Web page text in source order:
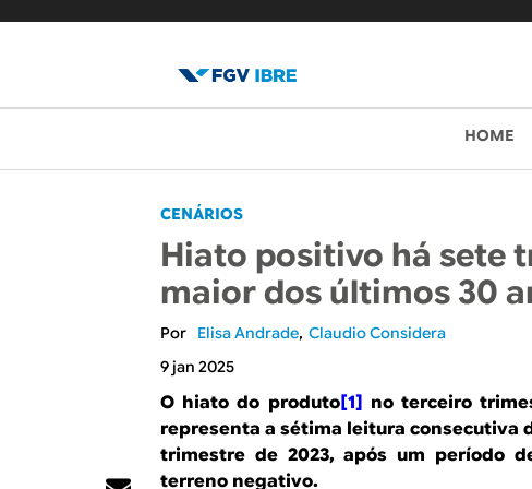
l
o
g
d
o
I
B
u
p
r
i
n
c
i
p
HOME
CENÁRIOS
Hiato positivo há sete
maior dos últimos 30
Elisa Andrade Claudio Considera
9 jan 2025
O hiato do produto[1] no terceiro
representa a sétima leitura consecutiva
trimestre de 2023, após um período
terreno negativo.